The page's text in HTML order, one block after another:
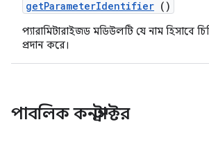
getParameterIdentifier ()
প্যারামিটারাইজড মডিউলটি যে নাম হিসাবে
প্রদান করে।
পাবলিক কনস্ট্রাক্টর